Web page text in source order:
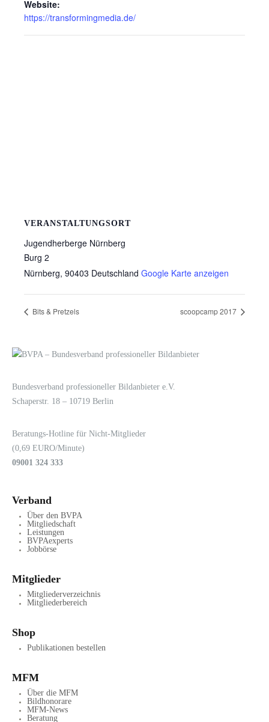
Website:
https://transformingmedia.de/
VERANSTALTUNGSORT
Jugendherberge Nürnberg
Burg 2
Nürnberg, 90403 Deutschland Google Karte anzeigen
Bits & Pretzels scoopcamp 2017
Bundesverband professioneller Bildanbieter e.V.
Schaperstr. 18 – 10719 Berlin
Beratungs-Hotline für Nicht-Mitglieder
(0,69 EURO/Minute)
09001 324 333
Verband
Über den BVPA
Mitgliedschaft
Leistungen
BVPAexperts
Jobbörse
Mitglieder
Mitgliederverzeichnis
Mitgliederbereich
Shop
Publikationen bestellen
MFM
Über die MFM
Bildhonorare
MFM-News
Beratung